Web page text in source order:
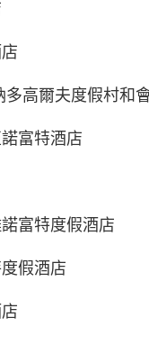
多高爾夫度假村和
富特酒店
富特度假酒店
假酒店